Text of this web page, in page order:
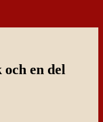
en del